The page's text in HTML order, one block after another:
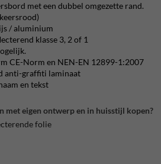
met een dubbel omgezette rand.
/ aluminium
klasse 3, 2 of 1
CE-Norm en NEN-EN 12899-1:2007
anti-graffiti laminaat
en tekst
met eigen ontwerp en in huisstijl kopen?
folie